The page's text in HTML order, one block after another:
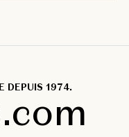
DEPUIS 1974.